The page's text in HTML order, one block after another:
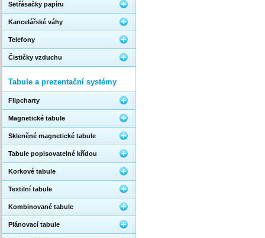
Setřásačky papíru
Kancelářské váhy
Telefony
Čističky vzduchu
Tabule a prezentační systémy
Flipcharty
Magnetické tabule
Skleněné magnetické tabule
Tabule popisovatelné křídou
Korkové tabule
Textilní tabule
Kombinované tabule
Plánovací tabule